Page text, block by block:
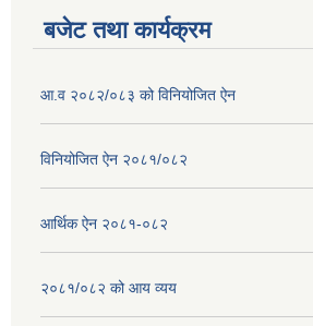
बजेट तथा कार्यक्रम
आ.व २०८२/०८३ को विनियोजित ऐन
विनियोजित ऐन २०८१/०८२
आर्थिक ऐन २०८१-०८२
२०८१/०८२ को आय व्यय